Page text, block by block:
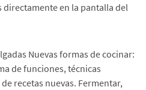
en la pantalla del
Nuevas formas de cocinar:
de funciones, técnicas
recetas nuevas. Fermentar,